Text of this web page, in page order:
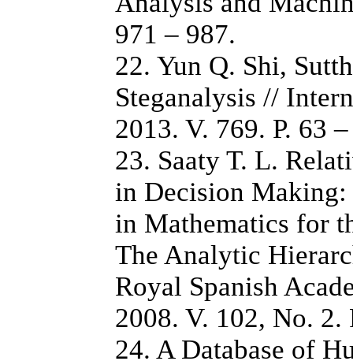
971 – 987.
22. Yun Q. Shi,
Steganalysis //
2013. V. 769. P. 63
23. Saaty T. L.
in Decision Making:
in Mathematics for
The Analytic
Royal Spanish
2008. V. 102, No.
24. A Database of